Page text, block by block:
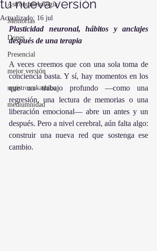
Astronumerología
Memorias
Dones
Presencial
mejor versión
registros akashico
mediumnidad
tu nueva versión
Actualizado: 16 jul
Plasticidad neuronal, hábitos y anclajes
después de una terapia
A veces creemos que con una sola toma de
conciencia basta. Y sí, hay momentos en los
que un trabajo profundo —como una
regresión, una lectura de memorias o una
liberación emocional— abre un antes y un
después. Pero a nivel cerebral, aún falta algo:
construir una nueva red que sostenga ese
cambio.